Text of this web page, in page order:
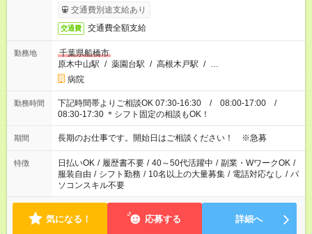
交通費別途支給あり
交通費 交通費全額支給
勤務地
千葉県船橋市
原木中山駅 / 薬園台駅 / 高根木戸駅 / …
病院
勤務時間
下記時間帯よりご相談OK 07:30-16:30 / 08:00-17:00 /
08:30-17:30 ＊シフト固定の相談もOK！
期間 長期のお仕事です。開始日はご相談ください！ ※急募
特徴 日払いOK / 履歴書不要 / 40～50代活躍中 / 副業・WワークOK /
服装自由 / シフト勤務 / 10名以上の大量募集 / 電話対応なし / パ
ソコンスキル不要
気になる！ 応募する 詳細へ